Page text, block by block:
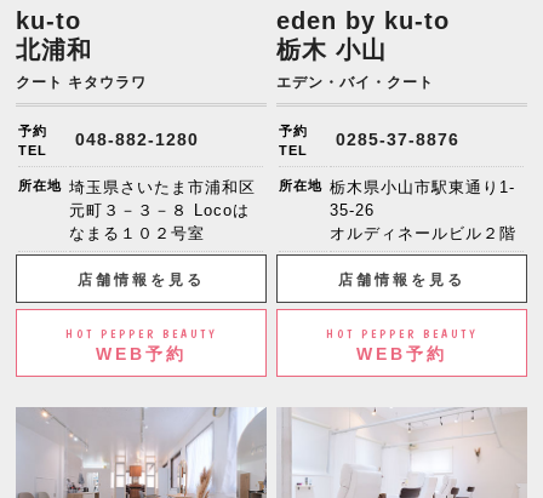
ku-to
北浦和
クート キタウラワ
予約
TEL
048-882-1280
所在地 埼玉県さいたま市浦和区
元町３－３－８ Locoは
なまる１０２号室
店舗情報を見る
HOT PEPPER BEAUTY
WEB予約
eden by ku-to
栃木 小山
エデン・バイ・クート
予約
TEL
0285-37-8876
所在地 栃木県小山市駅東通り1-
35-26
オルディネールビル２階
店舗情報を見る
HOT PEPPER BEAUTY
WEB予約